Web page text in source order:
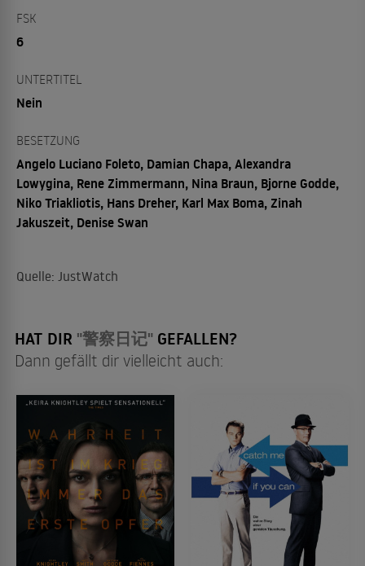
FSK
6
UNTERTITEL
Nein
BESETZUNG
Angelo Luciano Foleto, Damian Chapa, Alexandra
Lowygina, Rene Zimmermann, Nina Braun, Bjorne Godde,
Niko Triakliotis, Hans Dreher, Karl Max Boma, Zinah
Jakuszeit, Denise Swan
Quelle: JustWatch
HAT DIR "警察日记" GEFALLEN?
Dann gefällt dir vielleicht auch: